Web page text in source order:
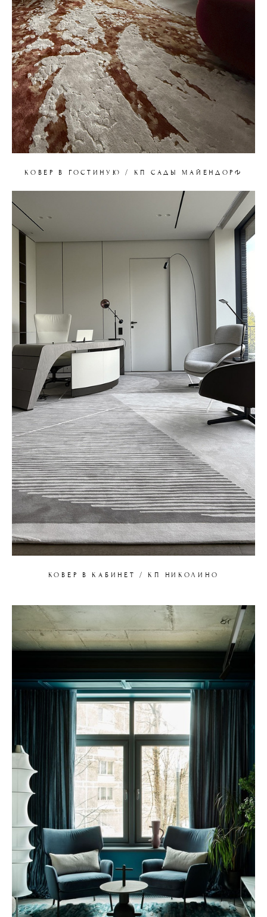
КОВЕР В ГОСТИНУЮ / КП САДЫ МАЙЕНДОРФ
КОВЕР В КАБИНЕТ / КП НИКОЛИНО